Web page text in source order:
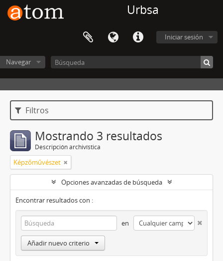
Urbsa
Iniciar sesión
Navegar
Filtros
Mostrando 3 resultados
Descripción archivística
Képzőművészet
Opciones avanzadas de búsqueda
Encontrar resultados con :
en
Añadir nuevo criterio